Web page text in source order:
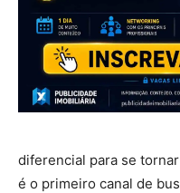
diferencial para se
é o primeiro canal de